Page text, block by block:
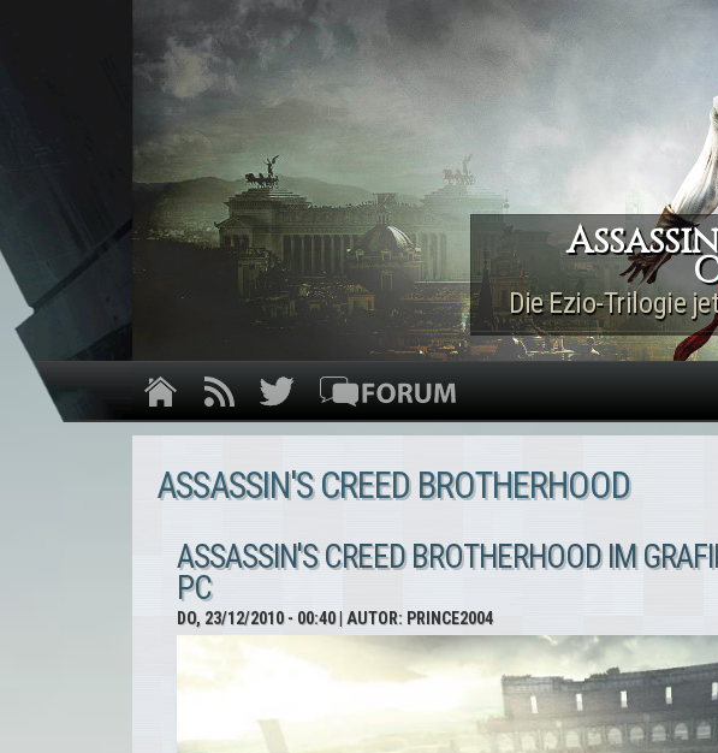
Die Ezio-Trilogie
ASSASSIN'S CREED BROTHERHOOD
ASSASSIN'S CREED BROTHERHOOD IM
PC
DO, 23/12/2010 - 00:40| AUTOR: PRINCE2004